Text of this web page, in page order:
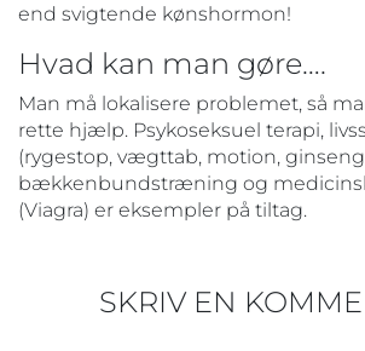
end svigtende kønshormon!
Hvad kan man gøre….
Man må lokalisere problemet, så
rette hjælp. Psykoseksuel terapi,
(rygestop, vægttab, motion,
bækkenbundstræning og
(Viagra) er eksempler på tiltag.
SKRIV EN